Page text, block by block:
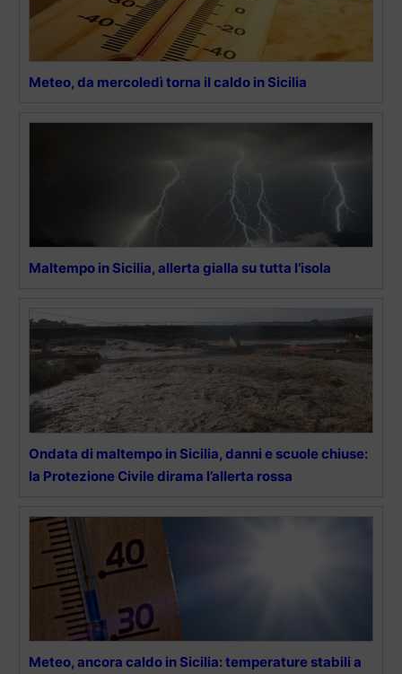
Meteo, da mercoledì torna il caldo in Sicilia
Maltempo in Sicilia, allerta gialla su tutta l’isola
Ondata di maltempo in Sicilia, danni e scuole chiuse:
la Protezione Civile dirama l’allerta rossa
Meteo, ancora caldo in Sicilia: temperature stabili a